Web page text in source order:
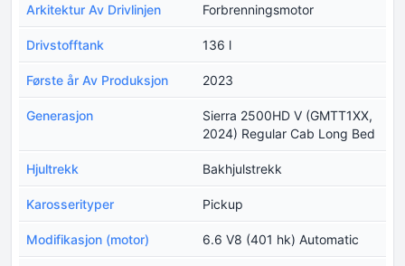
Arkitektur Av Drivlinjen Forbrenningsmotor
Drivstofftank 136 l
Første år Av Produksjon 2023
Generasjon
Sierra 2500HD V (GMTT1XX,
2024) Regular Cab Long Bed
Hjultrekk Bakhjulstrekk
Karosserityper Pickup
Modifikasjon (motor) 6.6 V8 (401 hk) Automatic